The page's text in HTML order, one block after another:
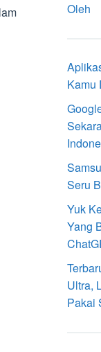
Oleh
Kamu
Seru
Yuk
Yang
Ultra,
Pakai